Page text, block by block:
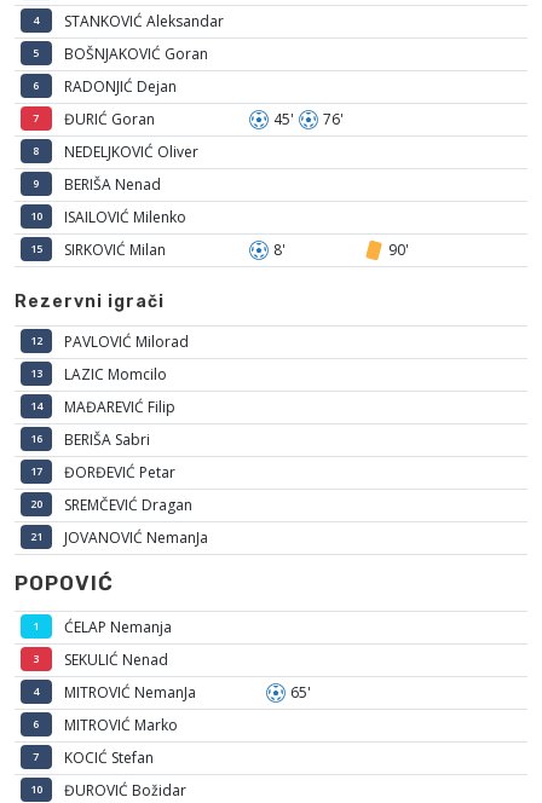
4 STANKOVIĆ Aleksandar
5 BOŠNJAKOVIĆ Goran
6 RADONJIĆ Dejan
7 ĐURIĆ Goran 45' 76'
8 NEDELJKOVIĆ Oliver
9 BERIŠA Nenad
10 ISAILOVIĆ Milenko
15 SIRKOVIĆ Milan 8' 90'
Rezervni igrači
12 PAVLOVIĆ Milorad
13 LAZIC Momcilo
14 MAĐAREVIĆ Filip
16 BERIŠA Sabri
17 ĐORĐEVIĆ Petar
20 SREMČEVIĆ Dragan
21 JOVANOVIĆ NemanJa
POPOVIĆ
1 ĆELAP Nemanja
3 SEKULIĆ Nenad
4 MITROVIĆ NemanJa 65'
6 MITROVIĆ Marko
7 KOCIĆ Stefan
10 ĐUROVIĆ Božidar